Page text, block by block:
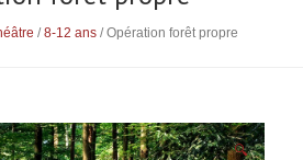
/8-12 ans / Opération forêt propre
🔍